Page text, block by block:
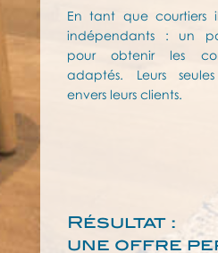
En tant que courtiers
indépendants : un
pour obtenir les
adaptés. Leurs
envers leurs clients.
Résultat :
une offre